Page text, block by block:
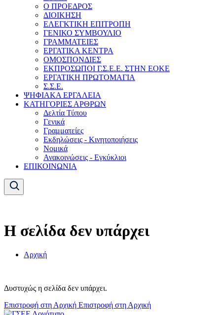
Ο ΠΡΟΕΔΡΟΣ
ΔΙΟΙΚΗΣΗ
ΕΛΕΓΚΤΙΚΗ ΕΠΙΤΡΟΠΗ
ΓΕΝΙΚΟ ΣΥΜΒΟΥΛΙΟ
ΓΡΑΜΜΑΤΕΙΕΣ
ΕΡΓΑΤΙΚΑ ΚΕΝΤΡΑ
ΟΜΟΣΠΟΝΔΙΕΣ
ΕΚΠΡΟΣΩΠΟΙ Γ.Σ.Ε.Ε. ΣΤΗΝ ΕΟΚΕ
ΕΡΓΑΤΙΚΗ ΠΡΩΤΟΜΑΓΙΑ
Σ.Σ.Ε.
ΨΗΦΙΑΚΑ ΕΡΓΑΛΕΙΑ
ΚΑΤΗΓΟΡΙΕΣ ΑΡΘΡΩΝ
Δελτία Τύπου
Γενικά
Γραμματείες
Εκδηλώσεις - Κινητοποιήσεις
Νομικά
Ανακοινώσεις - Εγκύκλιοι
ΕΠΙΚΟΙΝΩΝΙΑ
Η σελίδα δεν υπάρχει
Αρχική
Δυστυχώς η σελίδα δεν υπάρχει.
Επιστροφή στη Αρχική Επιστροφή στη Αρχική